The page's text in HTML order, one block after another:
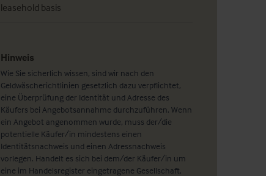
leasehold basis
Hinweis
Wie Sie sicherlich wissen, sind wir nach den
Geldwäscherichtlinien gesetzlich dazu verpflichtet,
eine Überprüfung der Identität und Adresse des
Käufers bei Angebotsannahme durchzuführen. Wenn
ein Angebot angenommen wurde, muss der/die
potentielle Käufer/in mindestens einen
Identitätsnachweis und einen Adressnachweis
vorlegen. Handelt es sich bei dem/der Käufer/in um
eine im Handelsregister eingetragene Gesellschaft,